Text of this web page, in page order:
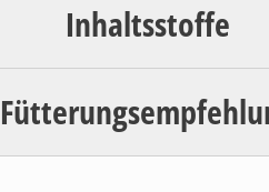
Inhaltsstoffe